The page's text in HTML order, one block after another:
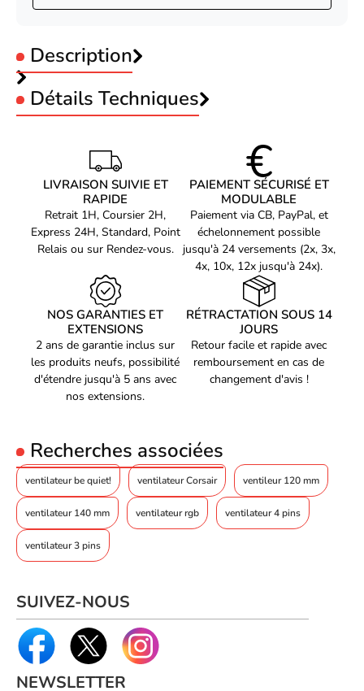
Description
Asus TUF GAMING - TF120 ARGB-Seconde Vie-
Parfait Etat
Détails Techniques
Emplacement approprié
Refroidisseur d'air
Diamètre du ventilateur
12 cm
Vitesse de rotation (min)
250 tr/min
1900 tr/min
Niveau de son (vitesse
Courant d'air maximum
La vitesse du ventilateur
(min)
250 tr/min
La vitesse du ventilateur
Couleur du produit
Noir
Nombre de ventilateurs
1 ventilateur(s)
Nombre de pales de
ventilateur
7
Voyant d'illumination
Poids et dimensions
Largeur
120 mm
Profondeur
Poids
LIVRAISON SUIVIE ET
RAPIDE
Retrait 1H, Coursier 2H,
Express 24H, Standard, Point
Relais ou sur Rendez-vous.
PAIEMENT SÉCURISÉ ET
MODULABLE
Paiement via CB, PayPal, et
échelonnement possible
jusqu'à 24 versements (2x, 3x,
4x, 10x, 12x jusqu'à 24x).
NOS GARANTIES ET
EXTENSIONS
2 ans de garantie inclus sur
les produits neufs, possibilité
d'étendre jusqu'à 5 ans avec
nos extensions.
RÉTRACTATION SOUS 14
JOURS
Retour facile et rapide avec
remboursement en cas de
changement d'avis !
Recherches associées
ventilateur be quiet! ventilateur Corsair ventileur 120 mm
ventilateur 140 mm ventilateur rgb ventilateur 4 pins
ventilateur 3 pins
SUIVEZ-NOUS
NEWSLETTER